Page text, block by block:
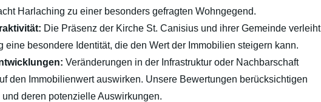
Harlaching zu einer besonders gefragten Wohngegend.
Die Präsenz der Kirche St. Canisius und ihrer Gemeinde verleiht
eine besondere Identität, die den Wert der Immobilien steigern kann.
Veränderungen in der Infrastruktur oder Nachbarschaft
den Immobilienwert auswirken. Unsere Bewertungen berücksichtigen
deren potenzielle Auswirkungen.